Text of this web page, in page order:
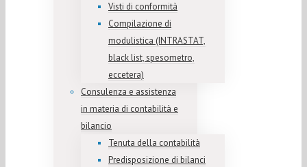
Visti di conformità
Compilazione di
modulistica (INTRASTAT,
black list, spesometro,
eccetera)
Consulenza e assistenza
in materia di contabilità e
bilancio
Tenuta della contabilità
Predisposizione di bilanci